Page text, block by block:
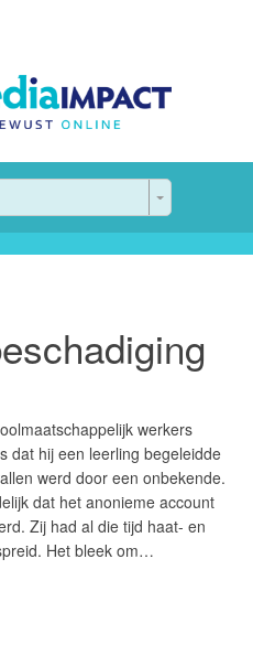
werkers
dat hij een leerling begeleidde
werd door een onbekende.
dat het anonieme account
Zij had al die tijd haat- en
Het bleek om…